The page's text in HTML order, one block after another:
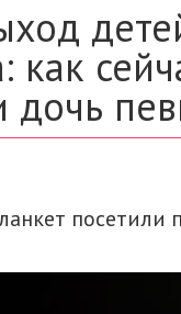
как
дочь
посетили